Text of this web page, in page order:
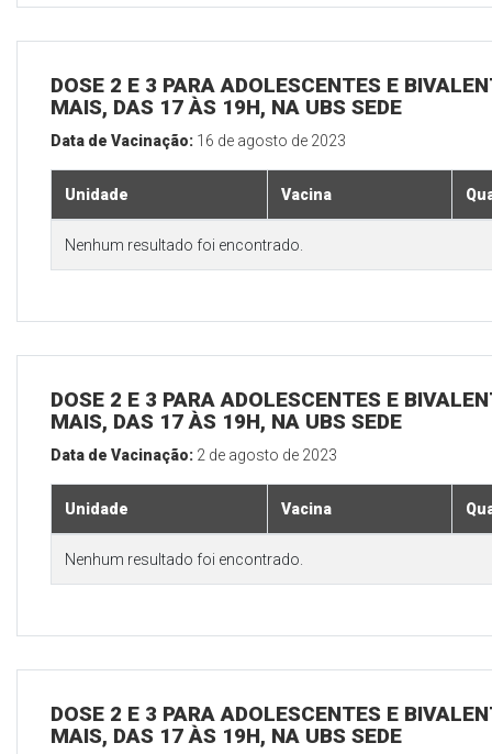
DOSE 2 E 3 PARA ADOLESCENTES E
MAIS, DAS 17 ÀS 19H, NA UBS SEDE
Data de Vacinação: 16 de agosto de 2023
Unidade Vacina
Nenhum resultado foi encontrado.
DOSE 2 E 3 PARA ADOLESCENTES E
MAIS, DAS 17 ÀS 19H, NA UBS SEDE
Data de Vacinação: 2 de agosto de 2023
Unidade Vacina
Nenhum resultado foi encontrado.
DOSE 2 E 3 PARA ADOLESCENTES E
MAIS, DAS 17 ÀS 19H, NA UBS SEDE